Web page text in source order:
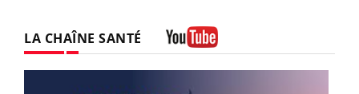
LA CHAÎNE SANTÉ